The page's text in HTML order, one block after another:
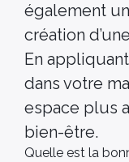
également
création
En
dans votre
espace plus
bien-être.
Quelle est la